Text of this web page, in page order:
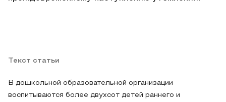
Текст статьи
В дошкольной образовательной организации
воспитываются более двухсот детей раннего и